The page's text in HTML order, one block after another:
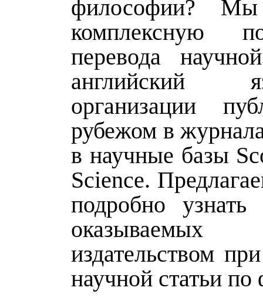
философии? Мы
комплексную
перевода
организации
рубежом в
в научные базы
Science.
подробно узнать
издательством
научной статьи